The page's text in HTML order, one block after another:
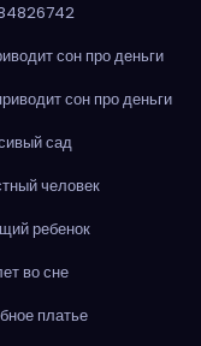
сон про деньги
сон про деньги
сад
человек
ребенок
во сне
платье